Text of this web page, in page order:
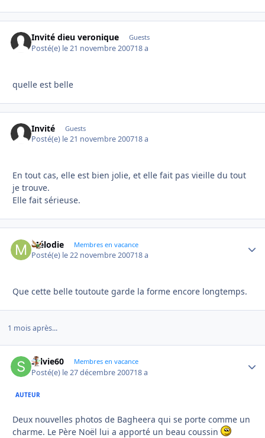
Invité dieu veronique Guests
Posté(e) le 21 novembre 200718 a
quelle est belle
Invité Guests
Posté(e) le 21 novembre 200718 a
En tout cas, elle est bien jolie, et elle fait pas vieille du tout
je trouve.
Elle fait sérieuse.
Mélodie Membres en vacance
Posté(e) le 22 novembre 200718 a
Que cette belle toutoute garde la forme encore longtemps.
1 mois après...
sylvie60 Membres en vacance
Posté(e) le 27 décembre 200718 a
AUTEUR
Deux nouvelles photos de Bagheera qui se porte comme un
charme. Le Père Noël lui a apporté un beau coussin